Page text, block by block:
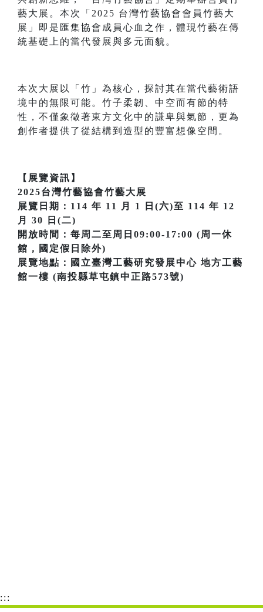
藝大展。本次「2025 台灣竹藝協會會員竹藝大
展」即是匯集協會成員心血之作，體現竹藝在傳
統基礎上的當代發展與多元面貌。
本次大展以「竹」為核心，探討其在當代藝術語
境中的無限可能。竹子柔韌、中空而有節的特
性，不僅象徵著東方文化中的謙卑與氣節，更為
創作者提供了從結構到造型的豐富想像空間。
【展覽資訊】
2025台灣竹藝協會竹藝大展
展覽日期：114 年 11 月 1 日(六)至 114 年 12
月 30 日(二)
開放時間：每周二至周日09:00-17:00 (周一休
館，國定假日除外)
展覽地點：國立臺灣工藝研究發展中心 地方工藝
館一樓 (南投縣草屯鎮中正路573號)
:::